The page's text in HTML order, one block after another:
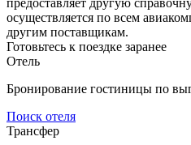
осуществляется по всем
другим поставщикам.
Готовьтесь к поездке заранее
Отель
Бронирование гостиницы по
Поиск отеля
Трансфер